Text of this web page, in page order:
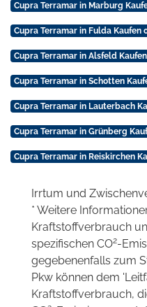
Cupra Terramar in Marburg
Cupra Terramar in Fulda Kaufen
Cupra Terramar in Alsfeld
Cupra Terramar in Schotten
Cupra Terramar in Lauterbach
Cupra Terramar in Grünberg
Cupra Terramar in Reiskirchen
Irrtum und
* Weitere
Kraftstoffverbrauch
spezifischen CO2-
gegebenenfalls zum
Pkw können dem
Kraftstoffverbrauch,